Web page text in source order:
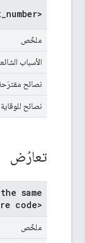
ملخّص
الأسباب
نصائح
نصائح
تعارُض
same
code>
ملخّص